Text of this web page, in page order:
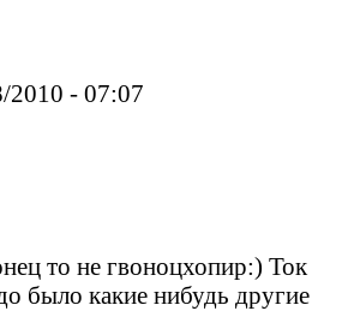
2010 - 07:07
то не гвоноцхопир:) Ток
было какие нибудь другие